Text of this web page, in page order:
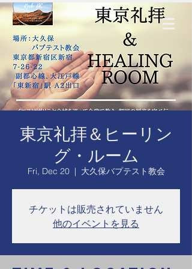
東京礼拝＆ヒーリン
グ・ルーム
Fri, Dec 20
  |
大久保バプテスト教会
チケットは販売されていません
他のイベントを見る